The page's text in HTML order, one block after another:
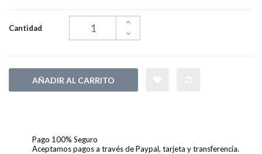
Cantidad
AÑADIR AL CARRITO
Pago 100% Seguro
Aceptamos pagos a través de Paypal, tarjeta y transferencia.